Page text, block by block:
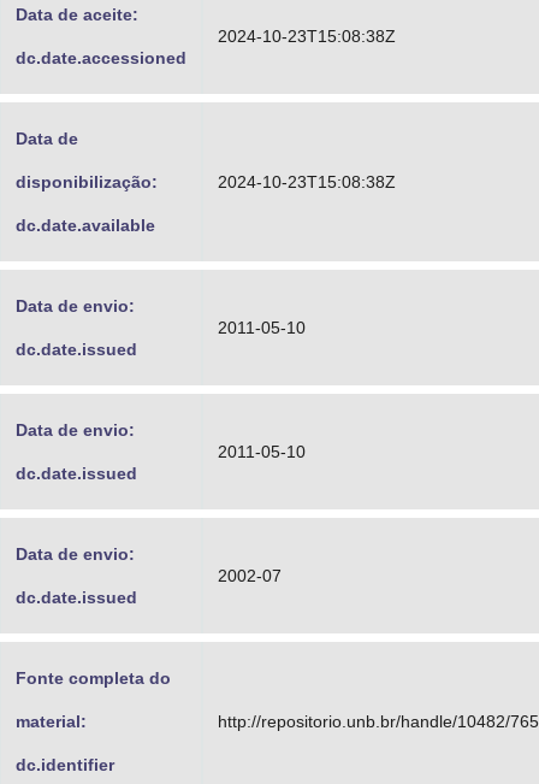
Planalto
Data de aceite:
dc.date.accessioned
2024-10-23T15:08:38Z
Data de
disponibilização:
dc.date.available
2024-10-23T15:08:38Z
Data de envio:
dc.date.issued
2011-05-10
Data de envio:
dc.date.issued
2011-05-10
Data de envio:
dc.date.issued
2002-07
Fonte completa do
material:
dc.identifier
http://repositorio.unb.br/handle/10482/